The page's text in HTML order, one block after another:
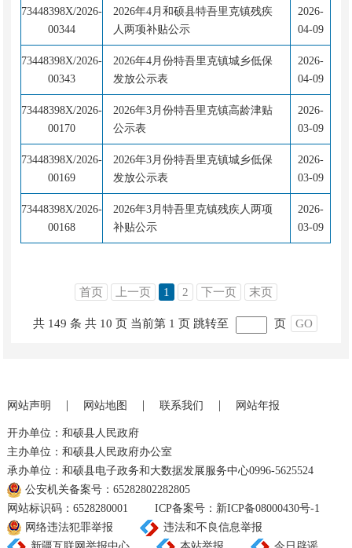
73448398X/2026-
00344
2026年4月和硕县特吾里克镇残疾
人两项补贴公示
2026-
04-09
73448398X/2026-
00343
2026年4月份特吾里克镇城乡低保
发放公示表
2026-
04-09
73448398X/2026-
00170
2026年3月份特吾里克镇高龄津贴
公示表
2026-
03-09
73448398X/2026-
00169
2026年3月份特吾里克镇城乡低保
发放公示表
2026-
03-09
73448398X/2026-
00168
2026年3月特吾里克镇残疾人两项
补贴公示
2026-
03-09
首页 上一页 1 2 下一页 末页
共 149 条 共 10 页 当前第 1 页 跳转至 页 GO
网站声明 网站地图 联系我们 网站年报
开办单位：和硕县人民政府
主办单位：和硕县人民政府办公室
承办单位：和硕县电子政务和大数据发展服务中心0996-5625524
公安机关备案号：65282802282805
网站标识码：6528280001
ICP备案号：新ICP备08000430号-1
网络违法犯罪举报
违法和不良信息举报